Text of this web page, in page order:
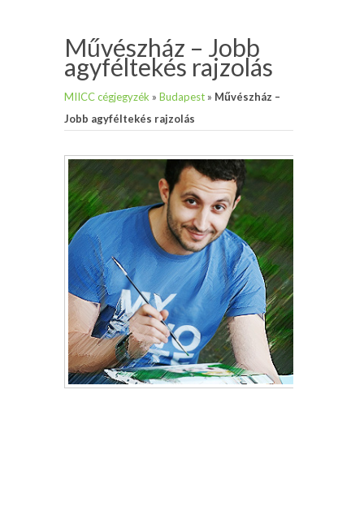
Művészház – Jobb
agyféltekés rajzolás
MIICC cégjegyzék » Budapest » Művészház –
Jobb agyféltekés rajzolás